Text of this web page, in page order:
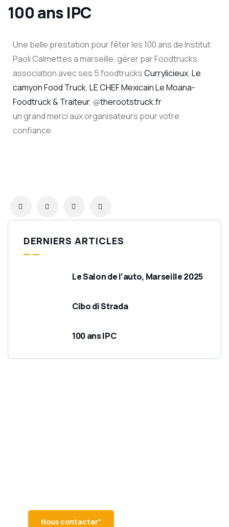
100 ans IPC
Une belle prestation pour fêter les 100 ans de Institut
Paoli Calmettes a marseille, gérer par Foodtrucks
association avec ses 5 foodtrucksCurrylicieux, Le
camyon Food Truck, LE CHEF MexicainLe Moana-
Foodtruck & Traiteur, @therootstruck.fr
un grand merci aux organisateurs pour votre
confiance
DERNIERS ARTICLES
Le Salon de l’auto, Marseille 2025
Cibo di Strada
100 ans IPC
Nous contacter"